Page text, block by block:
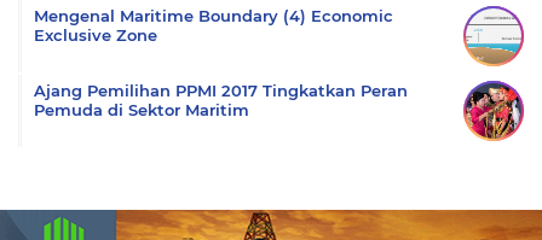
Mengenal Maritime Boundary (4) Economic
Exclusive Zone
Ajang Pemilihan PPMI 2017 Tingkatkan Peran
Pemuda di Sektor Maritim